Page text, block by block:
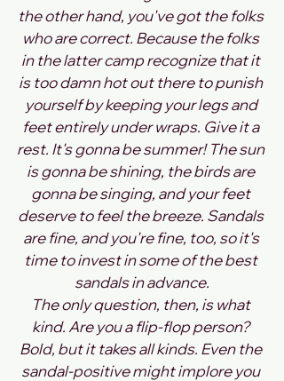
the other hand, you've got the folks
who are correct. Because the folks
in the latter camp recognize that it
is too damn hot out there to punish
yourself by keeping your legs and
feet entirely under wraps. Give it a
rest. It's gonna be summer! The sun
is gonna be shining, the birds are
gonna be singing, and your feet
deserve to feel the breeze. Sandals
are fine, and you're fine, too, so it's
time to invest in some of the best
sandals in advance.
The only question, then, is what
kind. Are you a flip-flop person?
Bold, but it takes all kinds. Even the
sandal-positive might implore you